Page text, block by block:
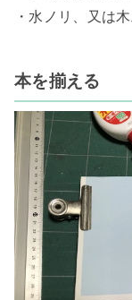
・水ノリ、又は
本を揃える